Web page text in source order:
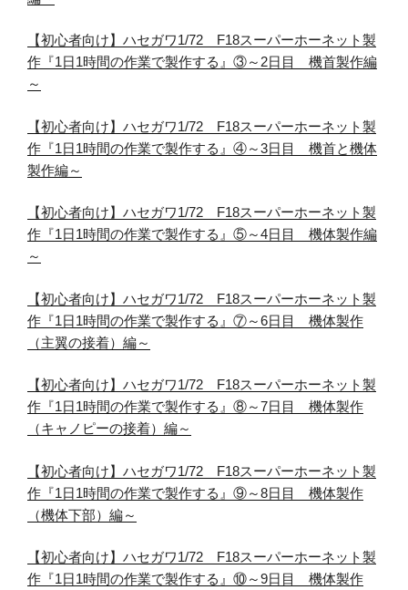
【初心者向け】ハセガワ1/72 F18スーパーホーネット製
作『1日1時間の作業で製作する』③～2日目 機首製作編
～
【初心者向け】ハセガワ1/72 F18スーパーホーネット製
作『1日1時間の作業で製作する』④～3日目 機首と機体
製作編～
【初心者向け】ハセガワ1/72 F18スーパーホーネット製
作『1日1時間の作業で製作する』⑤～4日目 機体製作編
～
【初心者向け】ハセガワ1/72 F18スーパーホーネット製
作『1日1時間の作業で製作する』⑦～6日目 機体製作
（主翼の接着）編～
【初心者向け】ハセガワ1/72 F18スーパーホーネット製
作『1日1時間の作業で製作する』⑧～7日目 機体製作
（キャノピーの接着）編～
【初心者向け】ハセガワ1/72 F18スーパーホーネット製
作『1日1時間の作業で製作する』⑨～8日目 機体製作
（機体下部）編～
【初心者向け】ハセガワ1/72 F18スーパーホーネット製
作『1日1時間の作業で製作する』⑩～9日目 機体製作